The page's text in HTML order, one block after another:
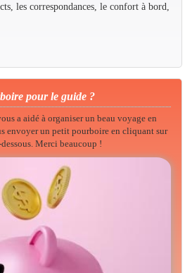
les correspondances, le confort à bord,
pour le guide ?
a aidé à organiser un beau voyage en
envoyer un petit pourboire en cliquant sur
Merci beaucoup !